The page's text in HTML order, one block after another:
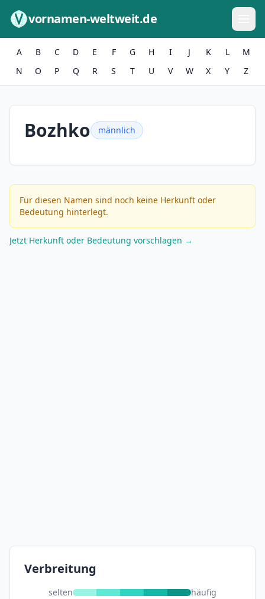
vornamen-weltweit.de
A B C D E F G H I J K L
M
N
O P Q R S T U V W X Y Z
Bozhko männlich
Für diesen Namen sind noch keine Herkunft oder
Bedeutung hinterlegt.
Jetzt Herkunft oder Bedeutung vorschlagen →
Verbreitung
selten häufig